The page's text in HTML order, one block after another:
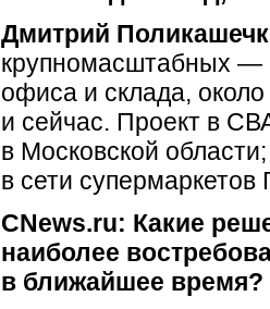
Дмитрий
крупномасштабных —
офиса и склада, около
и сейчас. Проект в
в Московской
в сети супермаркетов
CNews.ru: Какие
наиболее
в ближайшее время?